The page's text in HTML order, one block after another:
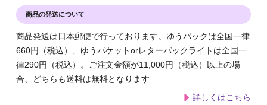
商品の発送について
商品発送は日本郵便で行っております。ゆうパックは全国一律
660円（税込）、ゆうパケットorレターパックライトは全国一
律290円（税込）。ご注文金額が11,000円（税込）以上の場
合、どちらも送料は無料となります
詳しくはこちら